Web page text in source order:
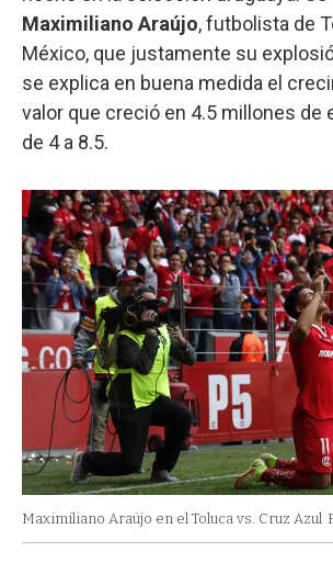
Maximiliano Araújo, futbolista de
México, que justamente su
se explica en buena medida el
valor que creció en 4.5 millones de
de 4 a 8.5.
Maximiliano Araújo en el Toluca vs. Cruz Azul